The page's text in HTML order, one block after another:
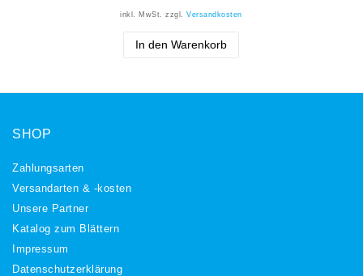
inkl. MwSt. zzgl.Versandkosten
In den Warenkorb
SHOP
Zahlungsarten
Versandarten & -kosten
Unsere Partner
Katalog zum Blättern
Impressum
Daten­schutz­erklärung